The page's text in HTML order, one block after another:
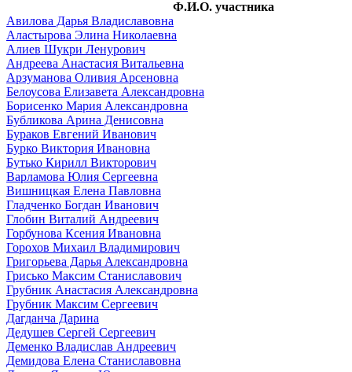
Ф.И.О. участника
Авилова Дарья Владиславовна
Аластырова Элина Николаевна
Алиев Шукри Ленурович
Андреева Анастасия Витальевна
Арзуманова Оливия Арсеновна
Белоусова Елизавета Александровна
Борисенко Мария Александровна
Бубликова Арина Денисовна
Бураков Евгений Иванович
Бурко Виктория Ивановна
Бутько Кирилл Викторович
Варламова Юлия Сергеевна
Вишницкая Елена Павловна
Гладченко Богдан Иванович
Глобин Виталий Андреевич
Горбунова Ксения Ивановна
Горохов Михаил Владимирович
Григорьева Дарья Александровна
Грисько Максим Станиславович
Грубник Анастасия Александровна
Грубник Максим Сергеевич
Дагданча Дарина
Дедушев Сергей Сергеевич
Деменко Владислав Андреевич
Демидова Елена Станиславовна